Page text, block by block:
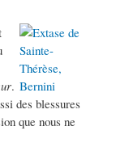
.
des blessures
que nous ne